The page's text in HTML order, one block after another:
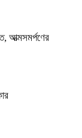
আত্মসমর্পণের